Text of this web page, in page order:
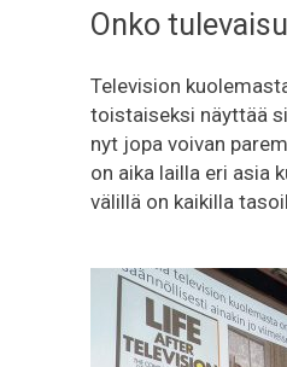
Onko
Television
toistaiseksi näyttää
nyt jopa voivan
on aika lailla eri asia
välillä on kaikilla